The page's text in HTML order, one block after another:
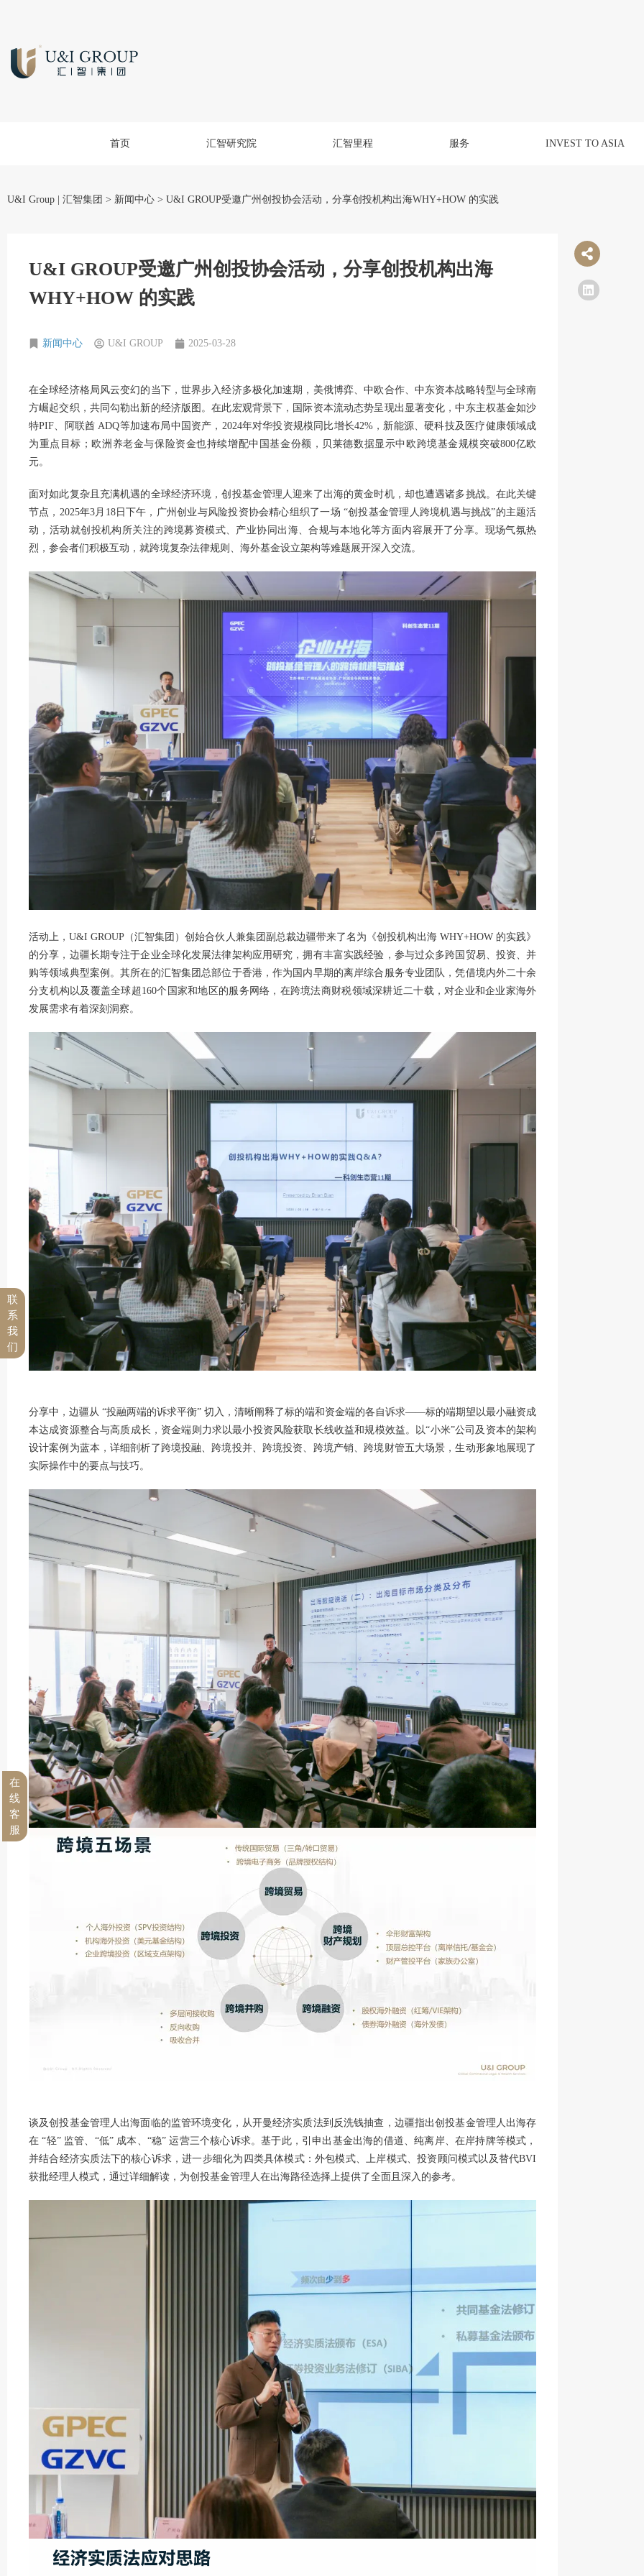
首页 汇智研究院 汇智里程 服务 INVEST TO ASIA
U&I Group | 汇智集团 > 新闻中心 > U&I GROUP受邀广州创投协会活动，分享创投机构出海WHY+HOW 的实践
U&I GROUP受邀广州创投协会活动，分享创投机构出海
WHY+HOW 的实践
新闻中心 U&I GROUP 2025-03-28
在全球经济格局风云变幻的当下，世界步入经济多极化加速期，美俄博弈、中欧合作、中东资本战略转型与全球南
方崛起交织，共同勾勒出新的经济版图。在此宏观背景下，国际资本流动态势呈现出显著变化，中东主权基金如沙
特PIF、阿联酋 ADQ等加速布局中国资产，2024年对华投资规模同比增长42%，新能源、硬科技及医疗健康领域成
为重点目标；欧洲养老金与保险资金也持续增配中国基金份额，贝莱德数据显示中欧跨境基金规模突破800亿欧
元。
面对如此复杂且充满机遇的全球经济环境，创投基金管理人迎来了出海的黄金时机，却也遭遇诸多挑战。在此关键
节点，2025年3月18日下午，广州创业与风险投资协会精心组织了一场 “创投基金管理人跨境机遇与挑战”的主题活
动，活动就创投机构所关注的跨境募资模式、产业协同出海、合规与本地化等方面内容展开了分享。现场气氛热
烈，参会者们积极互动，就跨境复杂法律规则、海外基金设立架构等难题展开深入交流。
活动上，U&I GROUP（汇智集团）创始合伙人兼集团副总裁边疆带来了名为《创投机构出海 WHY+HOW 的实践》
的分享，边疆长期专注于企业全球化发展法律架构应用研究，拥有丰富实践经验，参与过众多跨国贸易、投资、并
购等领域典型案例。其所在的汇智集团总部位于香港，作为国内早期的离岸综合服务专业团队，凭借境内外二十余
分支机构以及覆盖全球超160个国家和地区的服务网络，在跨境法商财税领域深耕近二十载，对企业和企业家海外
发展需求有着深刻洞察。
分享中，边疆从 “投融两端的诉求平衡” 切入，清晰阐释了标的端和资金端的各自诉求——标的端期望以最小融资成
本达成资源整合与高质成长，资金端则力求以最小投资风险获取长线收益和规模效益。以“小米”公司及资本的架构
设计案例为蓝本，详细剖析了跨境投融、跨境投并、跨境投资、跨境产销、跨境财管五大场景，生动形象地展现了
实际操作中的要点与技巧。
谈及创投基金管理人出海面临的监管环境变化，从开曼经济实质法到反洗钱抽查，边疆指出创投基金管理人出海存
在 “轻” 监管、“低” 成本、“稳” 运营三个核心诉求。基于此，引申出基金出海的借道、纯离岸、在岸持牌等模式，
并结合经济实质法下的核心诉求，进一步细化为四类具体模式：外包模式、上岸模式、投资顾问模式以及替代BVI
获批经理人模式，通过详细解读，为创投基金管理人在出海路径选择上提供了全面且深入的参考。
联
系
我
们
在
线
客
服